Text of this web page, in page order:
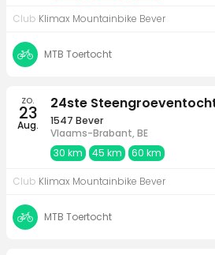
Club Klimax Mountainbike Bever
MTB Toertocht
zo.
23
Aug.
24ste
1547 Bever
Vlaams-Brabant, BE
30 km
45 km 60 km
Club Klimax Mountainbike Bever
MTB Toertocht